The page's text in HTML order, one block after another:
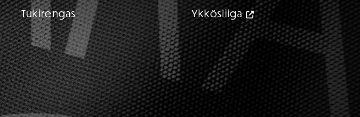
Tukirengas
Ykkösliiga